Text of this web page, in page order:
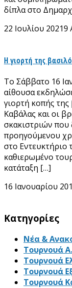
δίπλα στο
22 Ιουλίου 20219
Η γιορτή της
Το Σάββατο 16
αίθουσα
γιορτή κοπής
Καβάλας και οι
σκακιστριών που
προηγούμενου
στο Εντευκτήριο
καθιερωμένο
κατάταξη […]
16 Ιανουαρίου
Kατηγορίες
Νέα &
Τουρνουά
Τουρνουά
Τουρνουά
Τουρνουά